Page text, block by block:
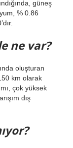
güneş
% 0.86
ne var?
oluşturan
km olarak
çok yüksek
dış